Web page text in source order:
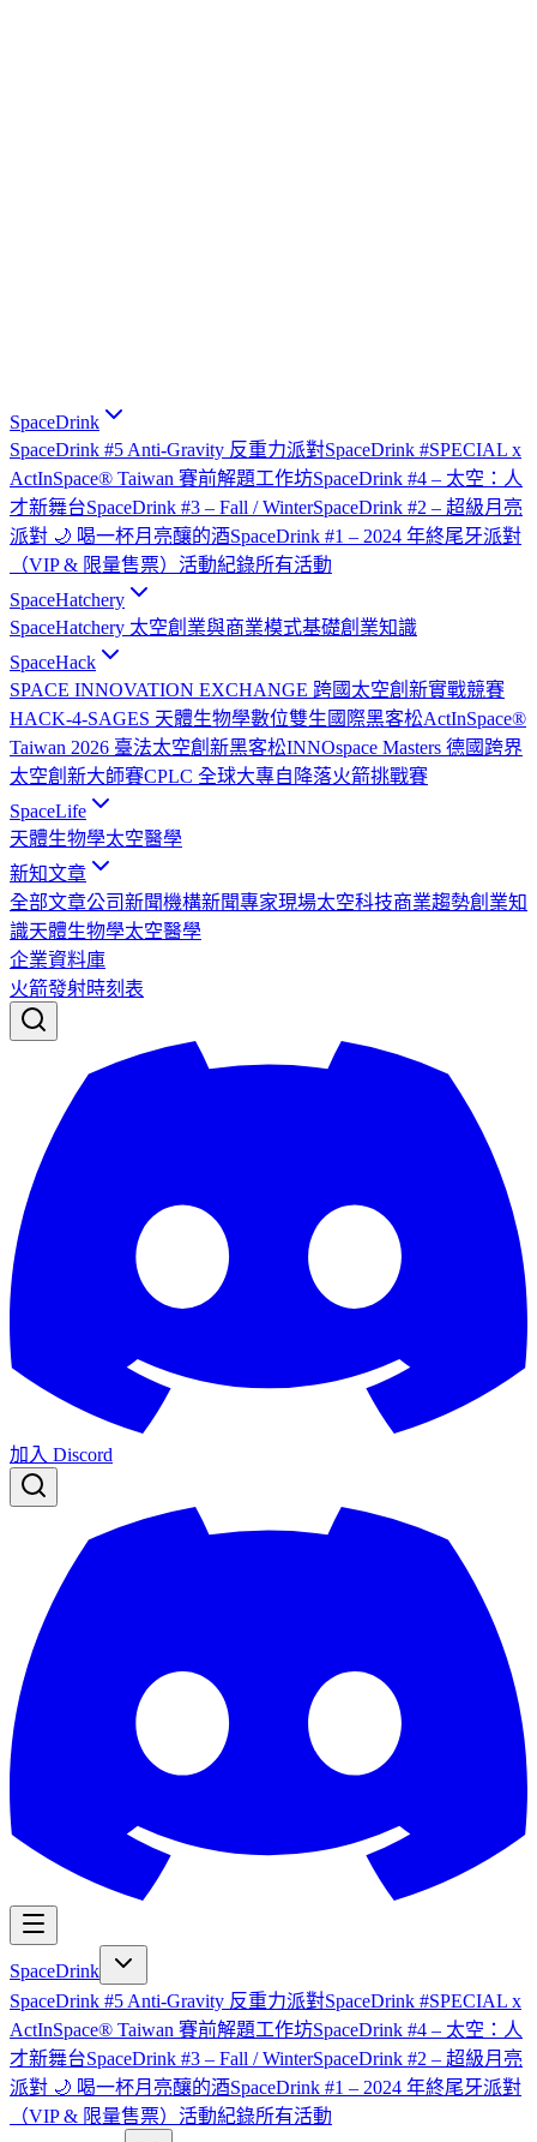
SpaceDrink
SpaceDrink #5 Anti-Gravity 反重力派對SpaceDrink #SPECIAL x
ActInSpace® Taiwan 賽前解題工作坊SpaceDrink #4 – 太空：人
才新舞台SpaceDrink #3 – Fall / WinterSpaceDrink #2 – 超級月亮
派對 🌙 喝一杯月亮釀的酒SpaceDrink #1 – 2024 年終尾牙派對
（VIP & 限量售票） 活動紀錄所有活動
SpaceHatchery
SpaceHatchery 太空創業與商業模式基礎創業知識
SpaceHack
SPACE INNOVATION EXCHANGE 跨國太空創新實戰競賽
HACK-4-SAGES 天體生物學數位雙生國際黑客松ActInSpace®
Taiwan 2026 臺法太空創新黑客松INNOspace Masters 德國跨界
太空創新大師賽CPLC 全球大專自降落火箭挑戰賽
SpaceLife
天體生物學太空醫學
新知文章
全部文章公司新聞機構新聞專家現場太空科技商業趨勢創業知
識天體生物學太空醫學
企業資料庫
火箭發射時刻表
加入 Discord
SpaceDrink
SpaceDrink #5 Anti-Gravity 反重力派對SpaceDrink #SPECIAL x
ActInSpace® Taiwan 賽前解題工作坊SpaceDrink #4 – 太空：人
才新舞台SpaceDrink #3 – Fall / WinterSpaceDrink #2 – 超級月亮
派對 🌙 喝一杯月亮釀的酒SpaceDrink #1 – 2024 年終尾牙派對
（VIP & 限量售票） 活動紀錄所有活動